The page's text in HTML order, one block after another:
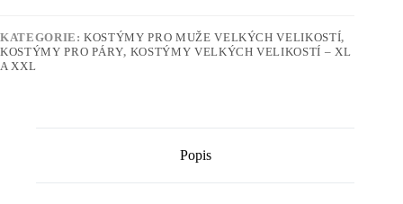
KATEGORIE:KOSTÝMY PRO MUŽE VELKÝCH VELIKOSTÍ,
KOSTÝMY PRO PÁRY, KOSTÝMY VELKÝCH VELIKOSTÍ – XL
A XXL
Popis